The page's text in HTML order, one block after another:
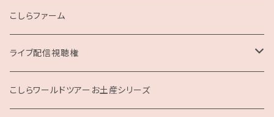
こしらファーム
ライブ配信視聴権
こしらの集いweb
こしらワールドツアーお土産シリーズ